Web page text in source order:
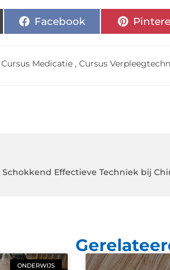
Facebook
Cursus Medicatie ,Cursus
Schokkend Effectieve Techniek bij
ONDERWIJS